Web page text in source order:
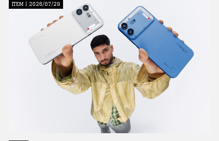
ITEM | 2026/07/29